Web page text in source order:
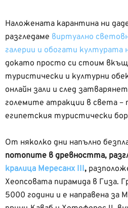
Наложената карантина ни
разгледаме виртуално
галерии и обогати културата
докато просто си стоим
туристически и културни
онлайн зали и след
големите атракции в света –
египетския туристически
От няколко дни напълно
потопите в древността,
кралица Мересанх III,
Хеопсовата пирамида в Гиза.
5000 години и е направена за